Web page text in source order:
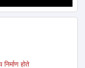
निर्माण होते